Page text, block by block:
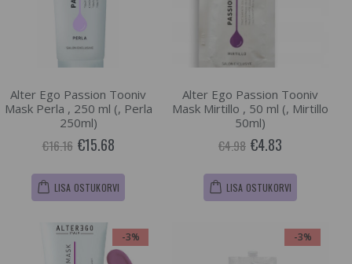
Alter Ego Passion Tooniv
Mask Perla , 250 ml (, Perla
250ml)
€16.16 €15.68
LISA OSTUKORVI
Alter Ego Passion Tooniv
Mask Mirtillo , 50 ml (, Mirtillo
50ml)
€4.98 €4.83
LISA OSTUKORVI
-3% -3%